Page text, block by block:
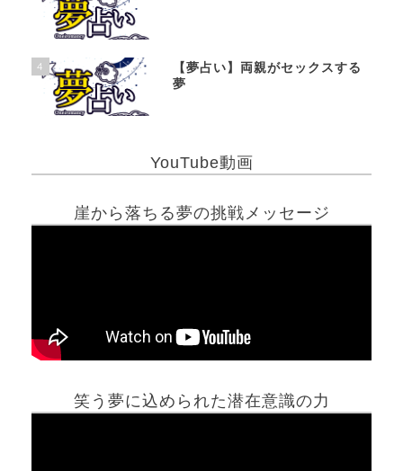
4
【夢占い】両親がセックスする
夢
YouTube動画
崖から落ちる夢の挑戦メッセージ
笑う夢に込められた潜在意識の力